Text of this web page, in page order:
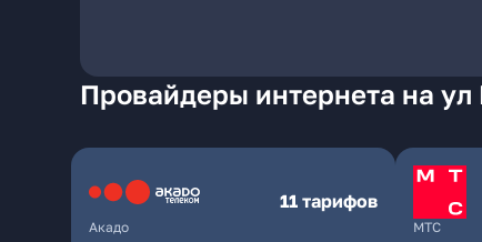
Провайдеры интернета на
Акадо
11 тарифов
МТС